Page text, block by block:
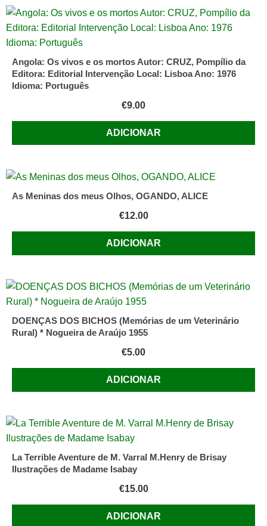
Angola: Os vivos e os mortos Autor: CRUZ, Pompílio da
Editora: Editorial Intervenção Local: Lisboa Ano: 1976
Idioma: Português
€9.00
ADICIONAR
As Meninas dos meus Olhos, OGANDO, ALICE
€12.00
ADICIONAR
DOENÇAS DOS BICHOS (Memórias de um Veterinário
Rural) * Nogueira de Araújo 1955
€5.00
ADICIONAR
La Terrible Aventure de M. Varral M.Henry de Brisay
Ilustrações de Madame Isabay
€15.00
ADICIONAR